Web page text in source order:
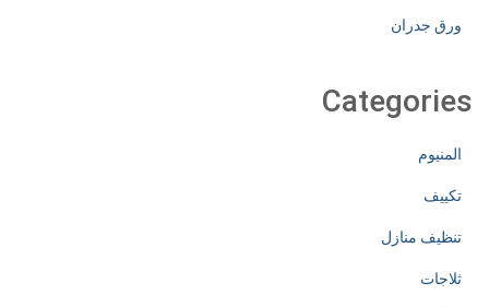
ورق جدران
Categories
المنيوم
تكييف
تنظيف منازل
ثلاجات